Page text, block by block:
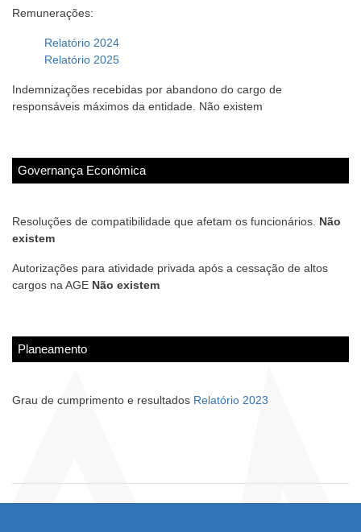
Remunerações:
Relatório 2024
Relatório 2025
Indemnizações recebidas por abandono do cargo de
responsáveis máximos da entidade. Não existem
Governança Económica
Resoluções de compatibilidade que afetam os funcionários. Não
existem
Autorizações para atividade privada após a cessação de altos
cargos na AGE Não existem
Planeamento
Grau de cumprimento e resultados Relatório 2023